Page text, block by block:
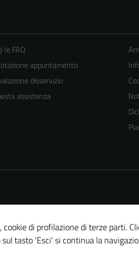
le FAQ
appuntamento
disservizio
assistenza
di profilazione di terze parti.
tasto 'Esci' si continua la